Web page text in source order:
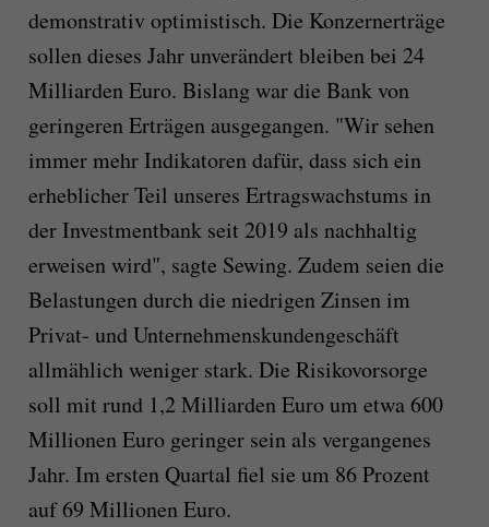
demonstrativ optimistisch. Die Konzernerträge
sollen dieses Jahr unverändert bleiben bei 24
Milliarden Euro. Bislang war die Bank von
geringeren Erträgen ausgegangen. "Wir sehen
immer mehr Indikatoren dafür, dass sich ein
erheblicher Teil unseres Ertragswachstums in
der Investmentbank seit 2019 als nachhaltig
erweisen wird", sagte Sewing. Zudem seien die
Belastungen durch die niedrigen Zinsen im
Privat- und Unternehmenskundengeschäft
allmählich weniger stark. Die Risikovorsorge
soll mit rund 1,2 Milliarden Euro um etwa 600
Millionen Euro geringer sein als vergangenes
Jahr. Im ersten Quartal fiel sie um 86 Prozent
auf 69 Millionen Euro.